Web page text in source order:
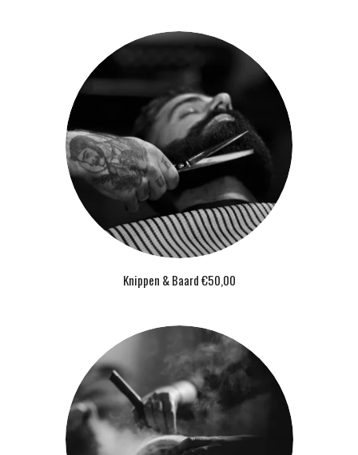
Knippen & Baard €50,00